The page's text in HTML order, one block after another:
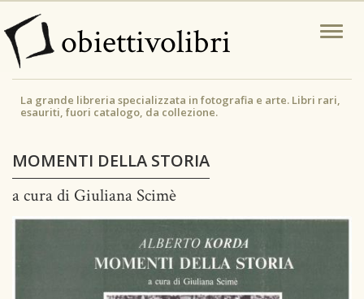
Salta
al
contenuto obiettivolibri
La grande libreria specializzata in fotografia e arte. Libri rari,
esauriti, fuori catalogo, da collezione.
MOMENTI DELLA STORIA
a cura di Giuliana Scimè